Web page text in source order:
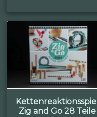
Kettenreaktionsspiel
Zig and Go 28 Teile